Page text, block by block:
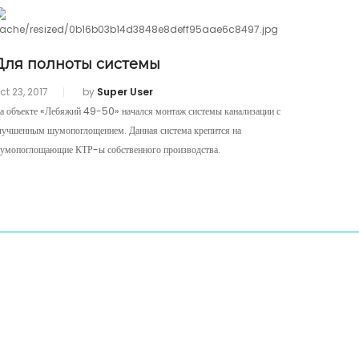
полноты системы
23, 2017 by Super User
объекте «Лебяжий 49-50» начался монтаж системы канализации с
шумопоглощением. Данная система крепится на
КТР-ы собственного производства.